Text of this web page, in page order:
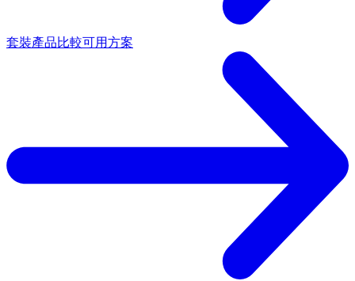
套裝產品比較可用方案